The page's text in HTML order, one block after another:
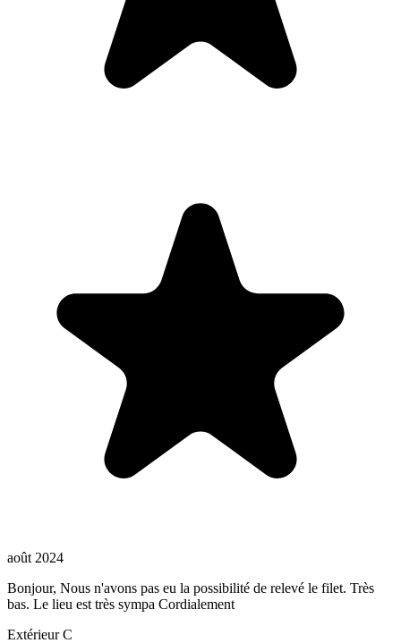
août 2024
Bonjour, Nous n'avons pas eu la possibilité de relevé le filet. Très
bas. Le lieu est très sympa Cordialement
Extérieur C